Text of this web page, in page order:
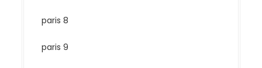
paris 8
paris 9